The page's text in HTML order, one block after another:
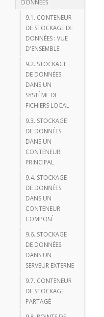
DONNEES
9.1. CONTENEUR
DE STOCKAGE DE
DONNÉES : VUE
D'ENSEMBLE
9.2. STOCKAGE
DE DONNÉES
DANS UN
SYSTÈME DE
FICHIERS LOCAL
9.3. STOCKAGE
DE DONNÉES
DANS UN
CONTENEUR
PRINCIPAL
9.4. STOCKAGE
DE DONNÉES
DANS UN
CONTENEUR
COMPOSÉ
9.6. STOCKAGE
DE DONNÉES
DANS UN
SERVEUR EXTERNE
9.7. CONTENEUR
DE STOCKAGE
PARTAGÉ